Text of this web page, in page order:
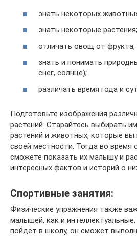
знать некоторых
знать некоторые растения;
отличать овощ от фрукта,
знать и понимать
снег, солнце);
различать время года и
Подготовьте изображения
растений. Старайтесь выбирать
растений и животных, которые
своей местности. Тогда во время
сможете показать их малышу и
интересных фактов и историй о
Спортивные занятия:
Физические упражнения также
малышей, как и
пойдёт в школу, он сможет